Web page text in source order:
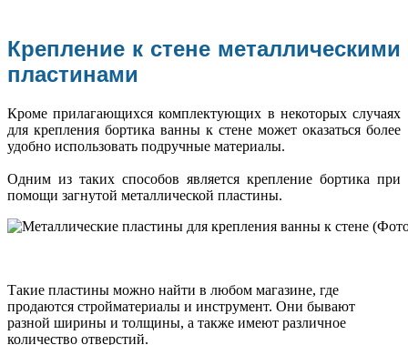
Крепление к стене металлическими
пластинами
Кроме прилагающихся комплектующих в некоторых случаях
для крепления бортика ванны к стене может оказаться более
удобно использовать подручные материалы.
Одним из таких способов является крепление бортика при
помощи загнутой металлической пластины.
Такие пластины можно найти в любом магазине, где
продаются стройматериалы и инструмент. Они бывают
разной ширины и толщины, а также имеют различное
количество отверстий.